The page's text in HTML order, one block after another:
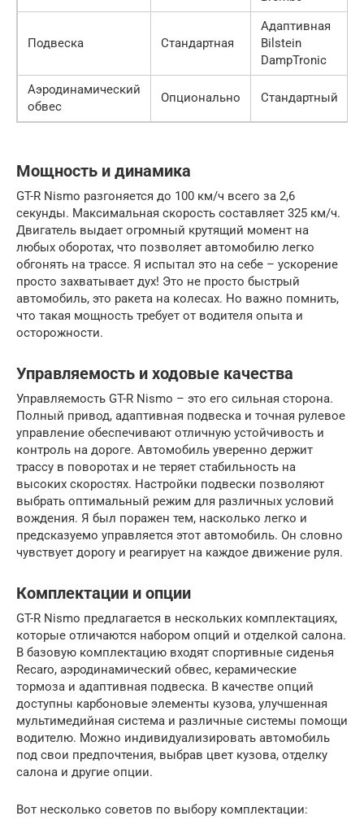
Подвеска Стандартная
Адаптивная
Bilstein
DampTronic
Аэродинамический
обвес
Опционально Стандартный
Мощность и динамика
GT-R Nismo разгоняется до 100 км/ч всего за 2,6
секунды. Максимальная скорость составляет 325 км/ч.
Двигатель выдает огромный крутящий момент на
любых оборотах, что позволяет автомобилю легко
обгонять на трассе. Я испытал это на себе – ускорение
просто захватывает дух! Это не просто быстрый
автомобиль, это ракета на колесах. Но важно помнить,
что такая мощность требует от водителя опыта и
осторожности.
Управляемость и ходовые качества
Управляемость GT-R Nismo – это его сильная сторона.
Полный привод, адаптивная подвеска и точная рулевое
управление обеспечивают отличную устойчивость и
контроль на дороге. Автомобиль уверенно держит
трассу в поворотах и не теряет стабильность на
высоких скоростях. Настройки подвески позволяют
выбрать оптимальный режим для различных условий
вождения. Я был поражен тем, насколько легко и
предсказуемо управляется этот автомобиль. Он словно
чувствует дорогу и реагирует на каждое движение руля.
Комплектации и опции
GT-R Nismo предлагается в нескольких комплектациях,
которые отличаются набором опций и отделкой салона.
В базовую комплектацию входят спортивные сиденья
Recaro, аэродинамический обвес, керамические
тормоза и адаптивная подвеска. В качестве опций
доступны карбоновые элементы кузова, улучшенная
мультимедийная система и различные системы помощи
водителю. Можно индивидуализировать автомобиль
под свои предпочтения, выбрав цвет кузова, отделку
салона и другие опции.
Вот несколько советов по выбору комплектации: